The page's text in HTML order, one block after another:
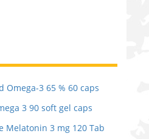
Omega-3 65 % 60 caps
3 90 soft gel caps
Melatonin 3 mg 120 Tab